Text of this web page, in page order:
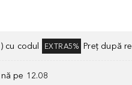
cu codul EXTRA5% Preț după
pe 12.08